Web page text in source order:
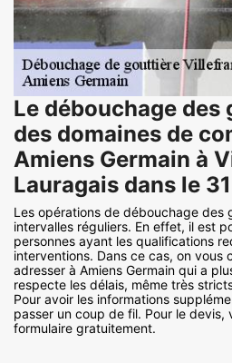
Le débouchage des
des domaines de
Amiens Germain à
Lauragais dans le
Les opérations de débouchage des
intervalles réguliers. En effet, il est
personnes ayant les qualifications
interventions. Dans ce cas, on vous
adresser à Amiens Germain qui a
respecte les délais, même très
Pour avoir les informations
passer un coup de fil. Pour le devis,
formulaire gratuitement.